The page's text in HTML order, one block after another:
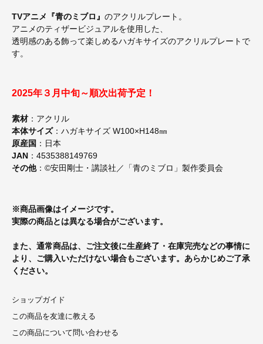
TVアニメ『青のミブロ』 のアクリルプレート。
アニメのティザービジュアルを使用した、
透明感のある飾って楽しめるハガキサイズのアクリルプレートで
す。
2025年３月中旬～順次出荷予定！
素材 ：アクリル
本体サイズ：ハガキサイズ W100×H148㎜
原産国 ：日本
JAN ：4535388149769
その他：©安田剛士・講談社／「青のミブロ」製作委員会
※商品画像はイメージです。
実際の商品とは異なる場合がございます。
また、通常商品は、ご注文後に生産終了・在庫完売などの事情に
より、ご購入いただけない場合もございます。あらかじめご了承
ください。
ショップガイド
この商品を友達に教える
この商品について問い合わせる